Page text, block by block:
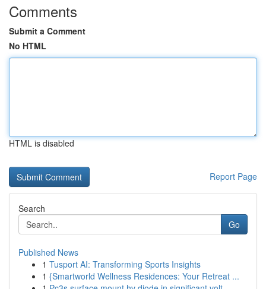
Comments
Submit a Comment
No HTML
HTML is disabled
Report Page
Search
Go
Published News
1 Tusport AI: Transforming Sports Insights
1 {Smartworld Wellness Residences: Your Retreat ...